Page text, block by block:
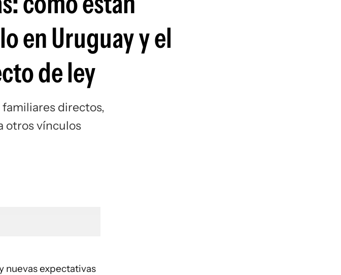
en Uruguay y el
de ley
directos,
otros vínculos
nuevas expectativas